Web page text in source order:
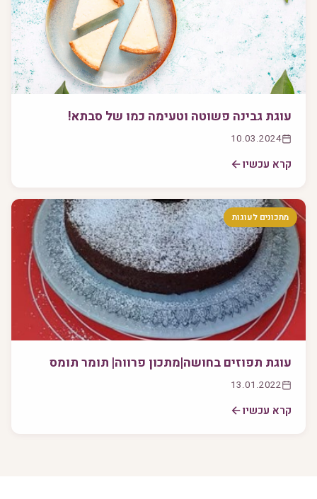
עוגת גבינה פשוטה וטעימה כמו של סבתא!
10.03.2024
קרא עכשיו
מתכונים לעוגות
עוגת תפוזים בחושה|מתכון פרווה| תומר תומס
13.01.2022
קרא עכשיו